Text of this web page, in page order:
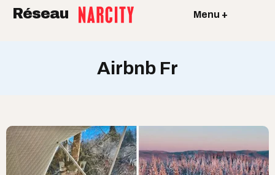
Réseau Menu +
Airbnb Fr